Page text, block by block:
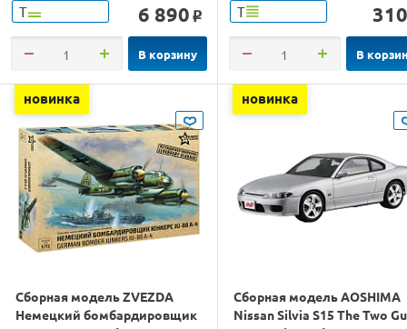
Т 6 890 o
В корзину
Т 310
В
новинка
Сборная модель ZVEZDA
Немецкий бомбардировщик
новинка
Сборная модель AOSHIMA
Nissan Silvia S15 The Two